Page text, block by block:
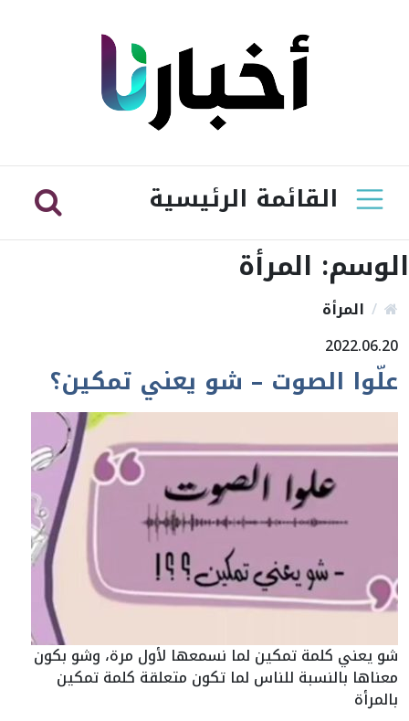
القائمة الرئيسية
الوسم: المرأة
المرأة
2022.06.20
علّوا الصوت – شو يعني تمكين؟
شو يعني كلمة تمكين لما نسمعها لأول مرة، وشو بكون
معناها بالنسبة للناس لما تكون متعلقة كلمة تمكين
بالمرأة